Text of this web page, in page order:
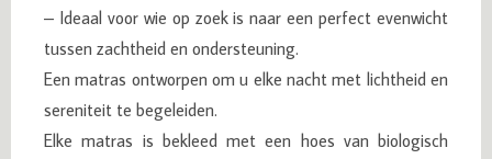
– Ideaal voor wie op zoek is naar een perfect evenwicht
tussen zachtheid en ondersteuning.
Een matras ontworpen om u elke nacht met lichtheid en
sereniteit te begeleiden.
Elke matras is bekleed met een hoes van biologisch